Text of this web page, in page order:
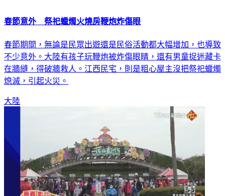
春節意外 祭祀蠟燭火燒房鞭炮炸傷眼
春節期間，無論是民眾出遊還是民俗活動都大幅增加，也導致
不少意外。大陸有孩子玩鞭炮被炸傷眼睛，還有男童捉迷藏卡
在牆縫，得破牆救人。江西民宅，則是粗心屋主沒把祭祀蠟燭
熄滅，引起火災。
大陸